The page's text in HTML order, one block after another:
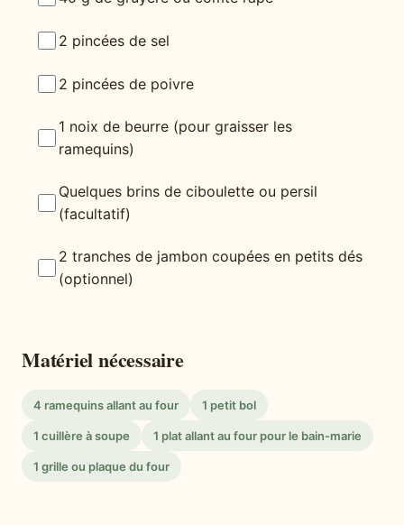
2 pincées de sel
2 pincées de poivre
1 noix de beurre (pour graisser les
ramequins)
Quelques brins de ciboulette ou persil
(facultatif)
2 tranches de jambon coupées en petits dés
(optionnel)
Matériel nécessaire
4 ramequins allant au four 1 petit bol
1 cuillère à soupe 1 plat allant au four pour le bain-marie
1 grille ou plaque du four